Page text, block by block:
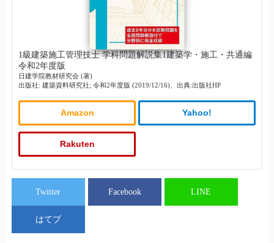
1級建築施工管理技士 学科問題解説集1建築学・施工・共通編
令和2年度版
日建学院教材研究会 (著)
出版社: 建築資料研究社; 令和2年度版 (2019/12/16)、出典:出版社HP
Amazon Yahoo!
Rakuten
Twitter Facebook LINE
はてブ